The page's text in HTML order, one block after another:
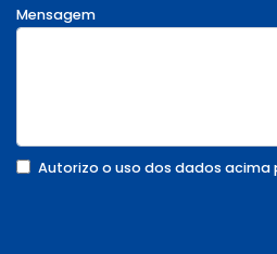
Mensagem
Autorizo o uso dos dados